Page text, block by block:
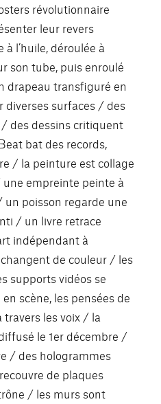
révolutionnaire
leur revers
l’huile, déroulée à
son tube, puis enroulé
drapeau transfiguré en
diverses surfaces / des
des dessins critiquent
bat des records,
/ la peinture est collage
empreinte peinte à
un poisson regarde une
/ un livre retrace
indépendant à
de couleur / les
supports vidéos se
scène, les pensées de
travers les voix / la
le 1er décembre /
/ des hologrammes
de plaques
/ les murs sont